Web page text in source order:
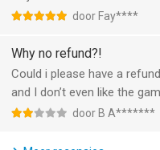
door Fay****
Why no refund?!
Could i please have a
and I don’t even like the
door B A*******